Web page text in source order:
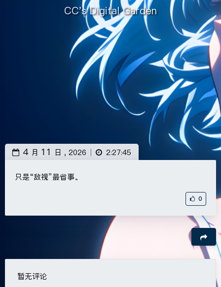
CC's Digital Garden
4 月 11 日 , 2026 2:27:45
只是“敌视”最省事。
0
豆
暂无评论